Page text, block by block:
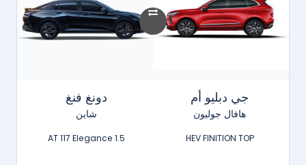
جي دبليو أم
هافال جوليون
HEV FINITION TOP
دونغ فنغ
شاين
1.5 AT 117 Elegance